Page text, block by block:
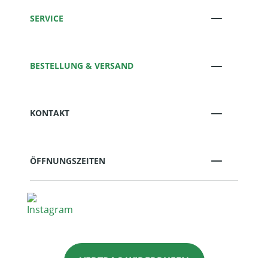
SERVICE
BESTELLUNG & VERSAND
KONTAKT
ÖFFNUNGSZEITEN